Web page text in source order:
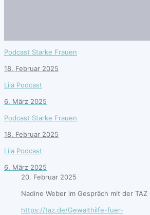
Podcast Starke Frauen
18. Februar 2025
Lila Podcast
6. März 2025
Podcast Starke Frauen
18. Februar 2025
Lila Podcast
6. März 2025
20. Februar 2025
Nadine Weber im Gespräch mit der TAZ
https://taz.de/Gewalthilfe-fuer-